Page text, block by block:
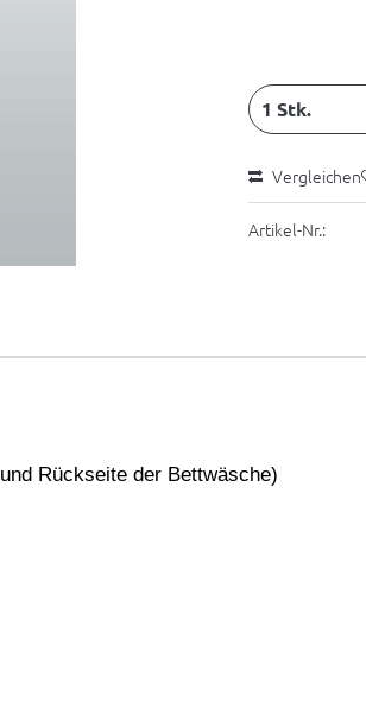
Vergleichen
Artikel-Nr.:
Rückseite der Bettwäsche)